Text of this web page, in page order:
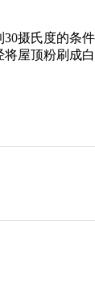
摄氏度的条
将屋顶粉刷成